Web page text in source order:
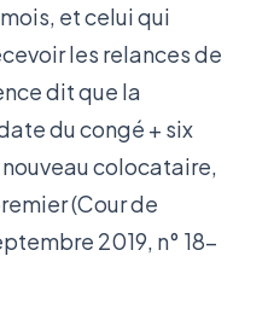
et celui qui
les relances de
dit que la
du congé + six
colocataire,
(Cour de
2019, n° 18-